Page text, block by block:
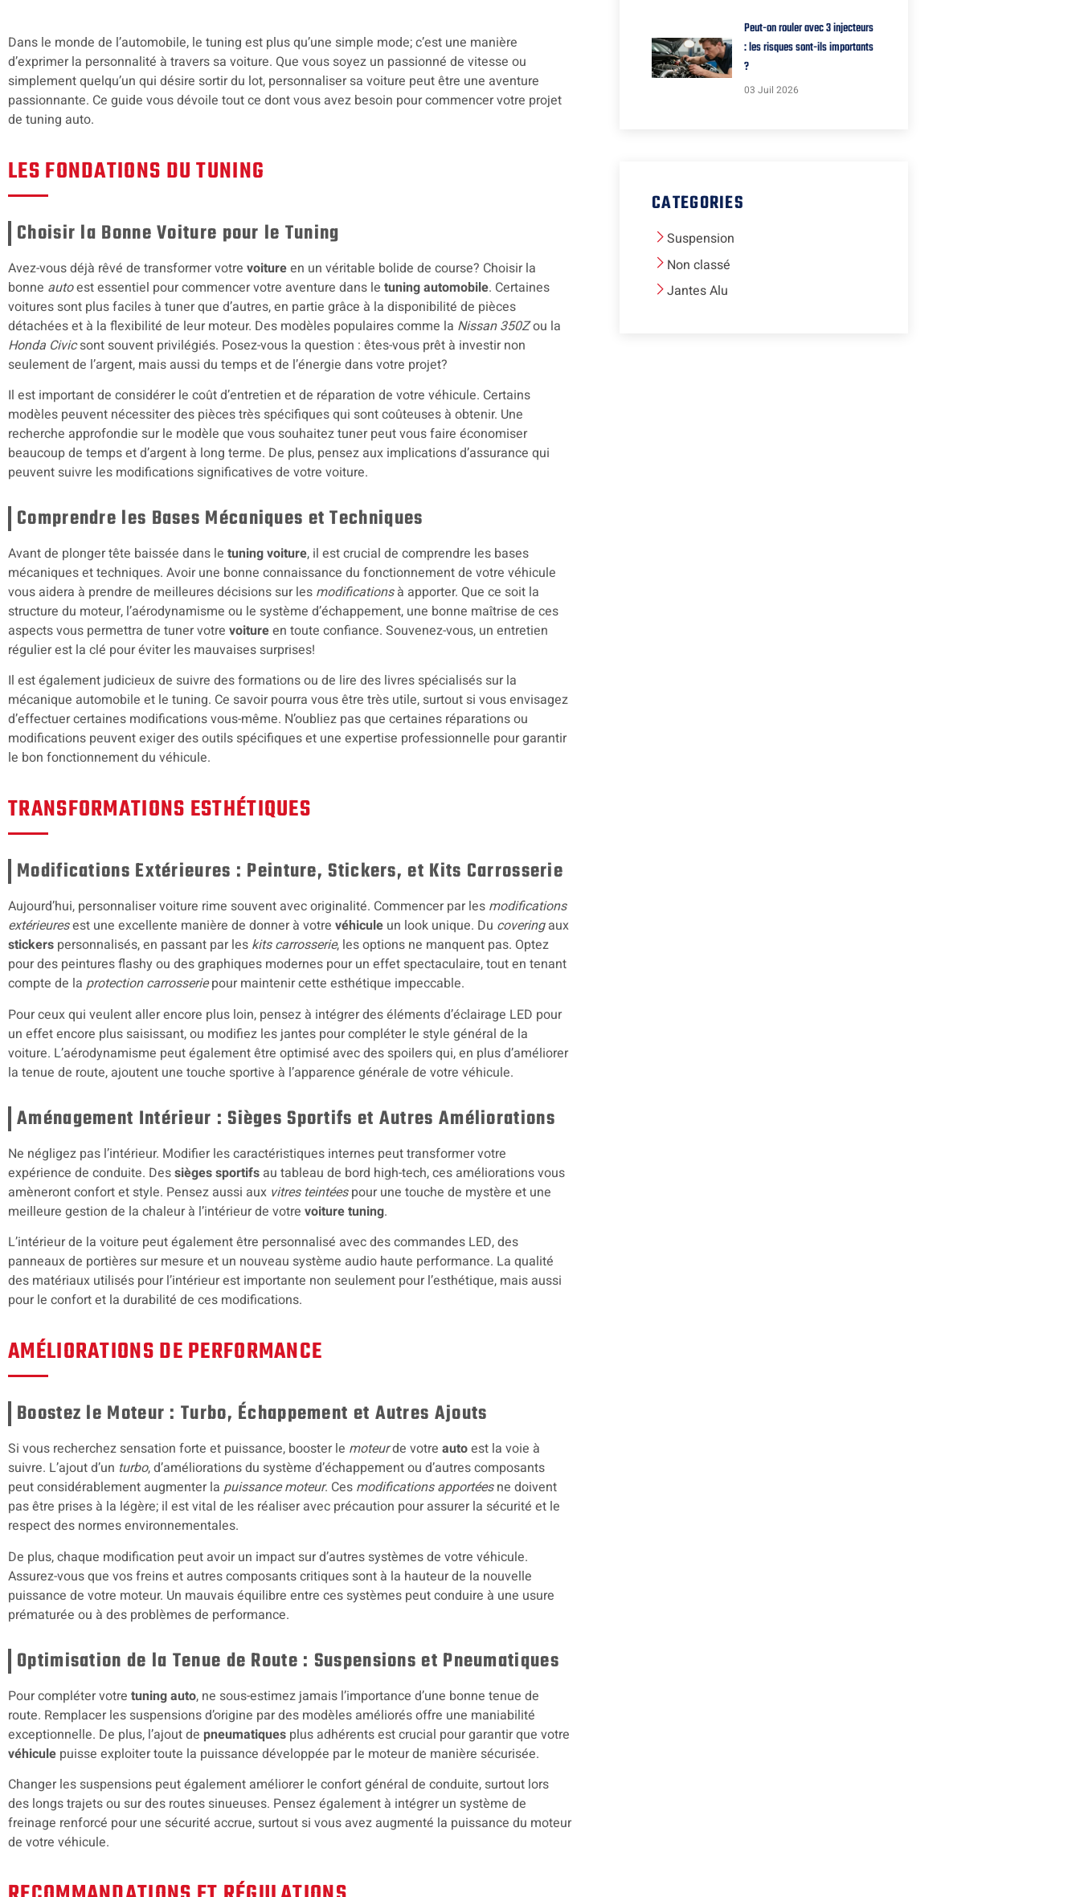
Dans le monde de l’automobile, le tuning est plus qu’une simple mode; c’est une manière
d’exprimer la personnalité à travers sa voiture. Que vous soyez un passionné de vitesse ou
simplement quelqu’un qui désire sortir du lot, personnaliser sa voiture peut être une aventure
passionnante. Ce guide vous dévoile tout ce dont vous avez besoin pour commencer votre projet
de tuning auto.
LES FONDATIONS DU TUNING
Choisir la Bonne Voiture pour le Tuning
Avez-vous déjà rêvé de transformer votre voitureen un véritable bolide de course? Choisir la
bonne autoest essentiel pour commencer votre aventure dans le tuning automobile. Certaines
voitures sont plus faciles à tuner que d’autres, en partie grâce à la disponibilité de pièces
détachées et à la flexibilité de leur moteur. Des modèles populaires comme la Nissan 350Zou la
Honda Civicsont souvent privilégiés. Posez-vous la question : êtes-vous prêt à investir non
seulement de l’argent, mais aussi du temps et de l’énergie dans votre projet?
Il est important de considérer le coût d’entretien et de réparation de votre véhicule. Certains
modèles peuvent nécessiter des pièces très spécifiques qui sont coûteuses à obtenir. Une
recherche approfondie sur le modèle que vous souhaitez tuner peut vous faire économiser
beaucoup de temps et d’argent à long terme. De plus, pensez aux implications d’assurance qui
peuvent suivre les modifications significatives de votre voiture.
Comprendre les Bases Mécaniques et Techniques
Avant de plonger tête baissée dans le tuning voiture, il est crucial de comprendre les bases
mécaniques et techniques. Avoir une bonne connaissance du fonctionnement de votre véhicule
vous aidera à prendre de meilleures décisions sur les modificationsà apporter. Que ce soit la
structure du moteur, l’aérodynamisme ou le système d’échappement, une bonne maîtrise de ces
aspects vous permettra de tuner votre voitureen toute confiance. Souvenez-vous, un entretien
régulier est la clé pour éviter les mauvaises surprises!
Il est également judicieux de suivre des formations ou de lire des livres spécialisés sur la
mécanique automobile et le tuning. Ce savoir pourra vous être très utile, surtout si vous envisagez
d’effectuer certaines modifications vous-même. N’oubliez pas que certaines réparations ou
modifications peuvent exiger des outils spécifiques et une expertise professionnelle pour garantir
le bon fonctionnement du véhicule.
TRANSFORMATIONS ESTHÉTIQUES
Modifications Extérieures : Peinture, Stickers, et Kits Carrosserie
Aujourd’hui, personnaliser voiture rime souvent avec originalité. Commencer par les modifications
extérieuresest une excellente manière de donner à votre véhicule un look unique. Du coveringaux
stickers personnalisés, en passant par les kits carrosserie, les options ne manquent pas. Optez
pour des peintures flashy ou des graphiques modernes pour un effet spectaculaire, tout en tenant
compte de la protection carrosseriepour maintenir cette esthétique impeccable.
Pour ceux qui veulent aller encore plus loin, pensez à intégrer des éléments d’éclairage LED pour
un effet encore plus saisissant, ou modifiez les jantes pour compléter le style général de la
voiture. L’aérodynamisme peut également être optimisé avec des spoilers qui, en plus d’améliorer
la tenue de route, ajoutent une touche sportive à l’apparence générale de votre véhicule.
Aménagement Intérieur : Sièges Sportifs et Autres Améliorations
Ne négligez pas l’intérieur. Modifier les caractéristiques internes peut transformer votre
expérience de conduite. Dessièges sportifs au tableau de bord high-tech, ces améliorations vous
amèneront confort et style. Pensez aussi aux vitres teintéespour une touche de mystère et une
meilleure gestion de la chaleur à l’intérieur de votre voiture tuning.
L’intérieur de la voiture peut également être personnalisé avec des commandes LED, des
panneaux de portières sur mesure et un nouveau système audio haute performance. La qualité
des matériaux utilisés pour l’intérieur est importante non seulement pour l’esthétique, mais aussi
pour le confort et la durabilité de ces modifications.
AMÉLIORATIONS DE PERFORMANCE
Boostez le Moteur : Turbo, Échappement et Autres Ajouts
Si vous recherchez sensation forte et puissance, booster le moteurde votre autoest la voie à
suivre. L’ajout d’un turbo, d’améliorations du système d’échappement ou d’autres composants
peut considérablement augmenter la puissance moteur. Ces modifications apportéesne doivent
pas être prises à la légère; il est vital de les réaliser avec précaution pour assurer la sécurité et le
respect des normes environnementales.
De plus, chaque modification peut avoir un impact sur d’autres systèmes de votre véhicule.
Assurez-vous que vos freins et autres composants critiques sont à la hauteur de la nouvelle
puissance de votre moteur. Un mauvais équilibre entre ces systèmes peut conduire à une usure
prématurée ou à des problèmes de performance.
Optimisation de la Tenue de Route : Suspensions et Pneumatiques
Pour compléter votre tuning auto, ne sous-estimez jamais l’importance d’une bonne tenue de
route. Remplacer les suspensions d’origine par des modèles améliorés offre une maniabilité
exceptionnelle. De plus, l’ajout de pneumatiques plus adhérents est crucial pour garantir que votre
véhicule puisse exploiter toute la puissance développée par le moteur de manière sécurisée.
Changer les suspensions peut également améliorer le confort général de conduite, surtout lors
des longs trajets ou sur des routes sinueuses. Pensez également à intégrer un système de
freinage renforcé pour une sécurité accrue, surtout si vous avez augmenté la puissance du moteur
de votre véhicule.
Peut-on rouler avec 3 injecteurs
: les risques sont-ils importants
?
03 Juil 2026
CATEGORIES
Suspension
Non classé
Jantes Alu